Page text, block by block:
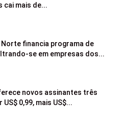
cai mais de...
Norte financia programa de
se em empresas dos...
novos assinantes três
US$ 0,99, mais US$...